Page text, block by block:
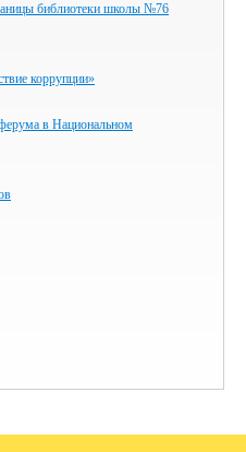
библиотеки школы №76
коррупции»
в Национальном